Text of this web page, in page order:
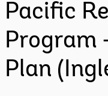
Pacific
Program
Plan